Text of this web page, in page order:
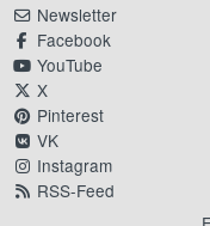
Newsletter
Facebook
YouTube
X
Pinterest
VK
Instagram
RSS-Feed